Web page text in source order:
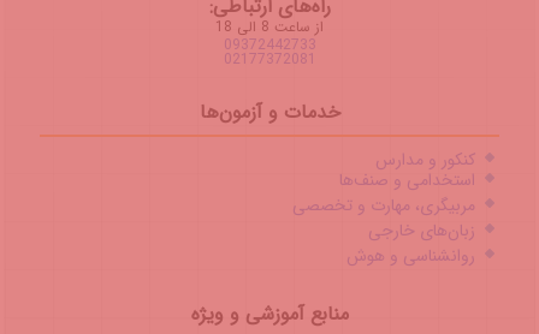
راه‌های ارتباطی:
از ساعت 8 الی 18
09372442733
02177372081
خدمات و آزمون‌ها
کنکور و مدارس
استخدامی و صنف‌ها
مربیگری، مهارت و تخصصی
زبان‌های خارجی
روانشناسی و هوش
منابع آموزشی و ویژه